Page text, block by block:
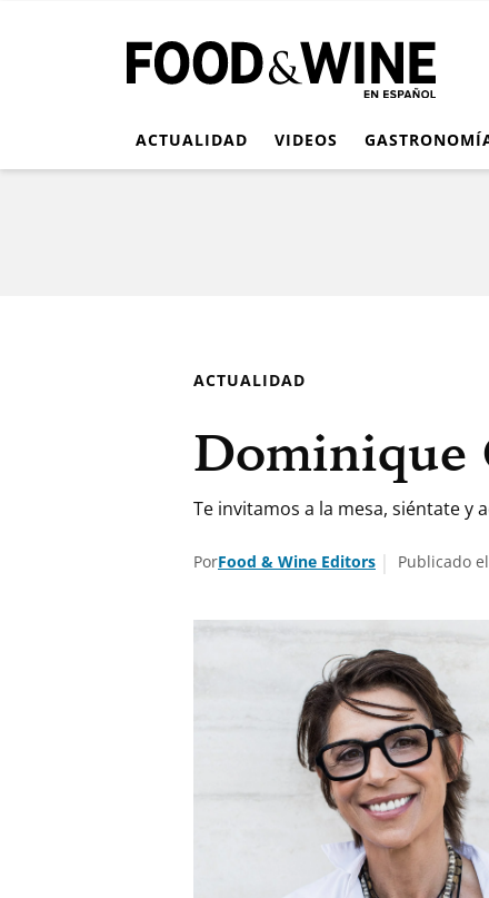
ACTUALIDAD VIDEOS
ACTUALIDAD
Dominique
Te invitamos a la mesa, siéntate
PorFood & Wine Editors Publicado